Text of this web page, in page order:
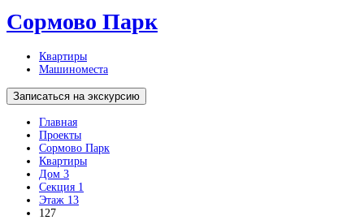
Сормово Парк
Квартиры
Машиноместа
Записаться на экскурсию
Главная
Проекты
Сормово Парк
Квартиры
Дом 3
Секция 1
Этаж 13
127